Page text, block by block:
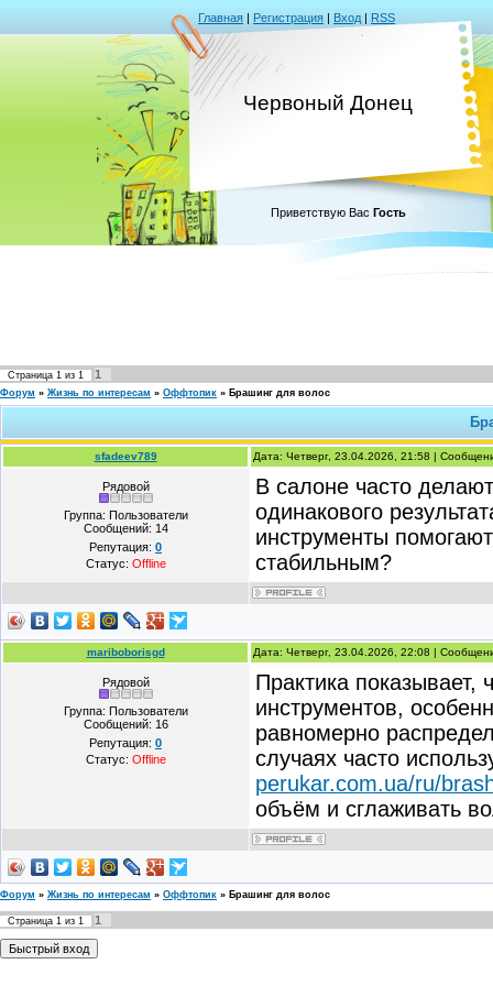
Главная | Регистрация | Вход | RSS
Червоный Донец
Приветствую Вас Гость
Страница 1 из 1 1
Форум » Жизнь по интересам » Оффтопик » Брашинг для волос
sfadeev789 Дата: Четверг, 23.04.2026, 21:58 |
Рядовой
Группа: Пользователи
Сообщений: 14
Репутация: 0
Статус: Offline
В салоне часто
одинакового
инструменты
стабильным?
mariboborisgd Дата: Четверг, 23.04.2026, 22:08 |
Рядовой
Группа: Пользователи
Сообщений: 16
Репутация: 0
Статус: Offline
Практика показывает,
инструментов,
равномерно
случаях часто
perukar.com.ua/ru/
объём и сглаживать
Форум » Жизнь по интересам » Оффтопик » Брашинг для волос
Страница 1 из 1 1